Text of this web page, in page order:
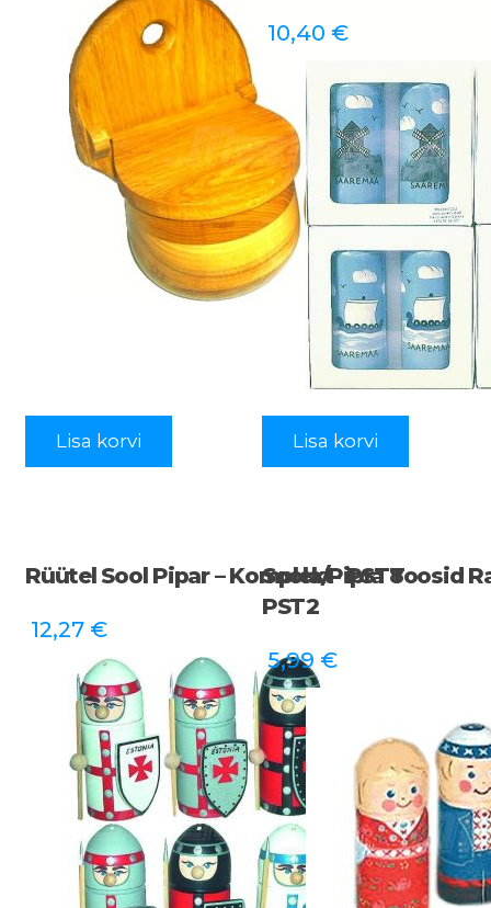
Lisa korvi
10,40 €
Lisa korvi
Rüütel Sool Pipar – Komplekt- PST8
12,27 €
Soola/pipra Toosid
PST2
5,99 €